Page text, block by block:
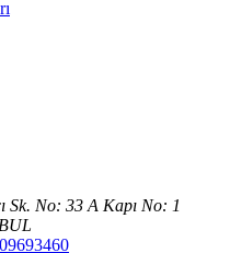
Sk. No: 33 A Kapı No: 1